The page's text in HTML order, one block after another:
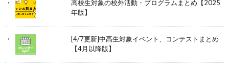
高校生対象の校外活動・プログラムまとめ【2025
年版】
[4/7更新]中高生対象イベント、コンテストまとめ
【4月以降版】